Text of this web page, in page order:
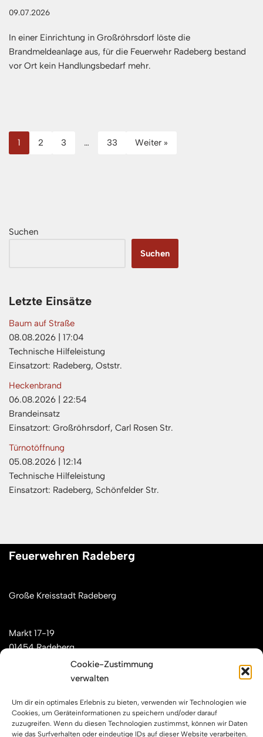
Cookie-Zustimmung
verwalten
Um dir ein optimales Erlebnis zu bieten, verwenden wir Technologien wie
Cookies, um Geräteinformationen zu speichern und/oder darauf
zuzugreifen. Wenn du diesen Technologien zustimmst, können wir Daten
wie das Surfverhalten oder eindeutige IDs auf dieser Website verarbeiten.
09.07.2026
In einer Einrichtung in Großröhrsdorf löste die
Brandmeldeanlage aus, für die Feuerwehr Radeberg bestand
vor Ort kein Handlungsbedarf mehr.
1 2 3 … 33 Weiter »
Suchen
Suchen
Letzte Einsätze
Baum auf Straße
08.08.2026
17:04
Technische Hilfeleistung
Einsatzort: Radeberg, Oststr.
Heckenbrand
06.08.2026
22:54
Brandeinsatz
Einsatzort: Großröhrsdorf, Carl Rosen Str.
Türnotöffnung
05.08.2026
12:14
Technische Hilfeleistung
Einsatzort: Radeberg, Schönfelder Str.
Feuerwehren Radeberg
Große Kreisstadt Radeberg
Markt 17-19
01454 Radeberg
Mail: kontakt[at]feuerwehren-radeberg.de
Feuerwehren Radeberg im Internet